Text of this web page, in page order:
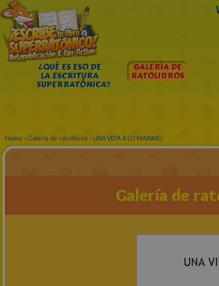
¿QUÉ ES ESO DE
LA ESCRITURA
SUPERRATÓNICA?
GALERÍA DE
RATOLIBROS
Home › Galería de ratolibros ›UNA VIDA A LO MAXIMO
Galería de